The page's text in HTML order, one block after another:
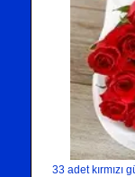
33 adet kırmızı